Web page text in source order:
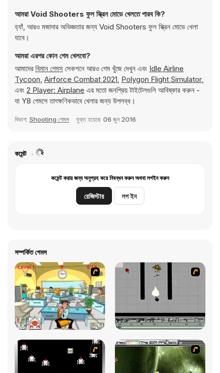
আমরা Void Shooters ফুল স্ক্রিন মোডে খেলতে পারব কি?
হ্যাঁ, আরও মজাদার অভিজ্ঞতার জন্য Void Shooters ফুল স্ক্রিন মোডে খেলা
যাবে।
আমরা এরপর কোন গেম খেলবো?
আমাদের বিমান গেমস সেকশনে আরও গেম খুঁজে দেখুন এবং Idle Airline
Tycoon, Airforce Combat 2021, Polygon Flight Simulator,
এবং 2 Player: Airplane এর মতো জনপ্রিয় টাইটেলগুলি আবিষ্কার করুন -
যা Y8 গেমসে তাৎক্ষণিকভাবে খেলার জন্য উপলব্ধ।
বিভাগ: Shooting গেমস যুক্ত হয়েছে 06 জুন 2016
কমেন্ট
কমেন্ট করার জন্য অনুগ্রহ করে নিবন্ধন করুন অথবা লগইন করুন
রেজিস্টার লগ ইন
সম্পর্কিত গেমস